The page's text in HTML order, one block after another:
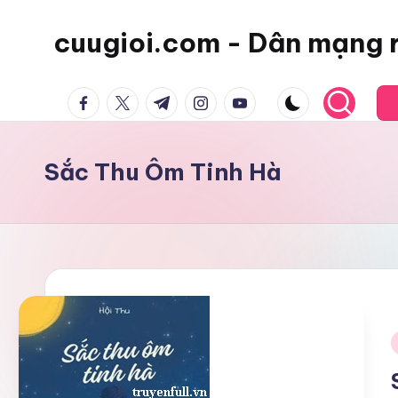
cuugioi.com - Dân mạng
facebook.com
twitter.com
t.me instagram.com
youtube.com
Sắc Thu Ôm Tinh Hà